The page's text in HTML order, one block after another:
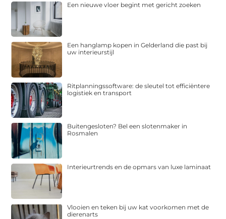
Een nieuwe vloer begint met gericht zoeken
Een hanglamp kopen in Gelderland die past bij
uw interieurstijl
Ritplanningssoftware: de sleutel tot efficiëntere
logistiek en transport
Buitengesloten? Bel een slotenmaker in
Rosmalen
Interieurtrends en de opmars van luxe laminaat
Vlooien en teken bij uw kat voorkomen met de
dierenarts